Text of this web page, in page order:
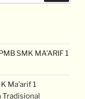
SMK MA’ARIF 1
Ma’arif 1
Tradisional